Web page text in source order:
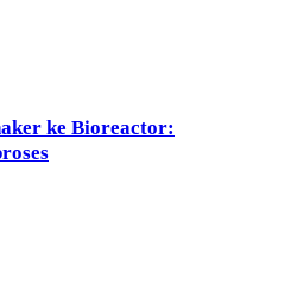
ke Bioreactor: